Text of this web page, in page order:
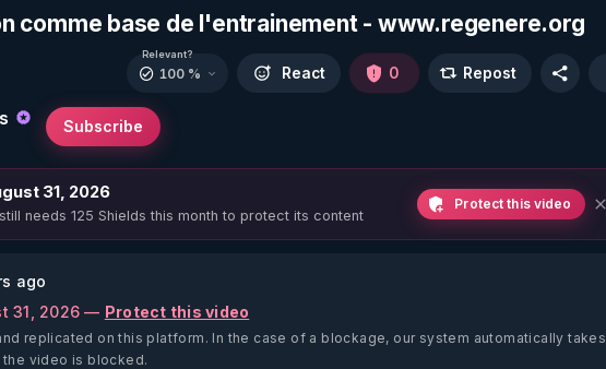
comme base de l'entrainement - www.regenere.org
Subscribe
Relevant?
100 % React 0 Repost
31, 2026
still needs 125 Shields this month to protect its content
Protect this video
ago
31, 2026 — Protect this video
replicated on this platform. In the case of a blockage, our system automatically takes
the video is blocked.